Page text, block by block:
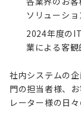
ソリューシ
2024年度の
業による客
社内システムの
門の担当者様、
レーター様の日